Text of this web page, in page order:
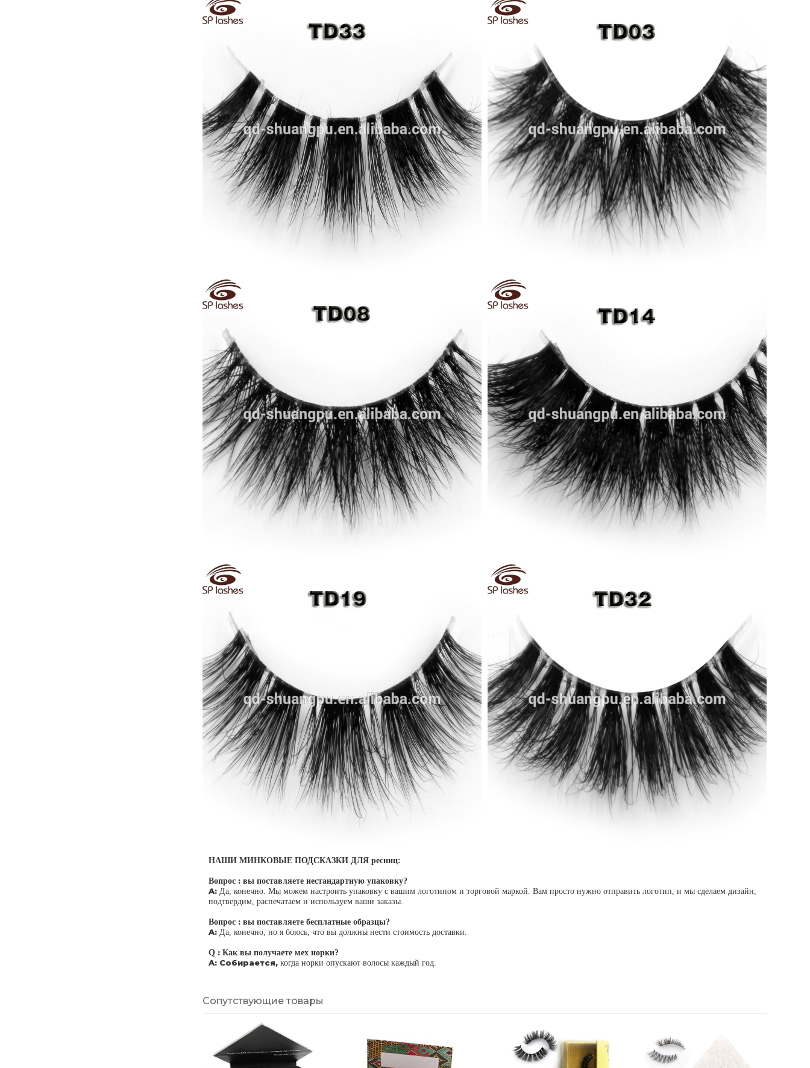
НАШИ МИНКОВЫЕ ПОДСКАЗКИ ДЛЯ ресниц:
Вопрос : вы поставляете нестандартную упаковку?
A: Да, конечно. Мы можем настроить упаковку с вашим логотипом и торговой маркой. Вам просто нужно отправить логотип, и мы сделаем дизайн,
подтвердим, распечатаем и используем ваши заказы.
Вопрос : вы поставляете бесплатные образцы?
A: Да, конечно, но я боюсь, что вы должны нести стоимость доставки.
Q : Как вы получаете мех норки?
A: Собирается, когда норки опускают волосы каждый год.
Сопутствующие товары